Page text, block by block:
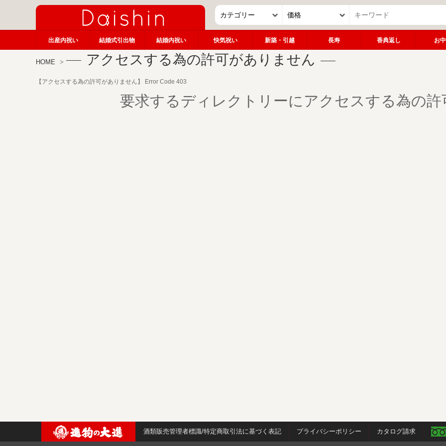
出産内祝い 結婚式引出物 結婚内祝い 快気祝い 新築・引越 長寿 香典返し お
HOME アクセスする為の許可がありません
【アクセスする為の許可がありません】 Error Code 403
要求するディレクトリーにアクセスする為の
酒類販売管理者標識/特定商取引法に基づく表記 プライバシーポリシー カタログ請求